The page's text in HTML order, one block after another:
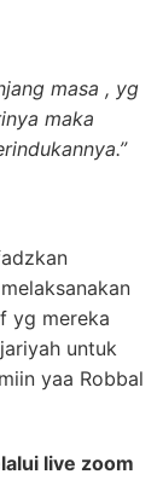
masa , yg
maka
yg mereka
untuk
yaa Robbal
live zoom